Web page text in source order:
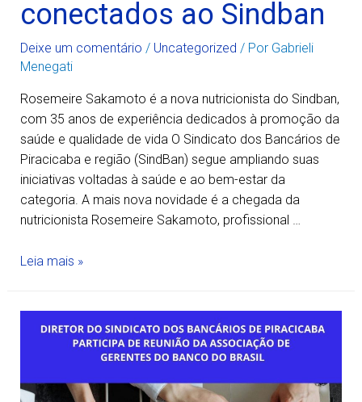
conectados ao Sindban
Deixe um comentário / Uncategorized / Por Gabrieli
Menegati
Rosemeire Sakamoto é a nova nutricionista do Sindban,
com 35 anos de experiência dedicados à promoção da
saúde e qualidade de vida O Sindicato dos Bancários de
Piracicaba e região (SindBan) segue ampliando suas
iniciativas voltadas à saúde e ao bem-estar da
categoria. A mais nova novidade é a chegada da
nutricionista Rosemeire Sakamoto, profissional …
Leia mais »